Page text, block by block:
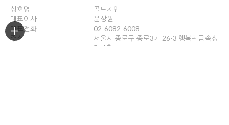
상호명
골드자인
대표이사
윤상원
대표전화
02-6082-6008
주소
서울시 종로구 종로3가 26-3 행복귀금속상
가 4층